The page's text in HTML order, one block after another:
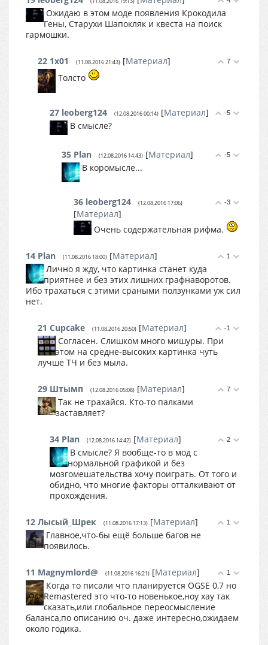
Ожидаю в этом моде появления Крокодила
Гены, Старухи Шапокляк и квеста на поиск
гармошки.
7
22 1x01 (11.08.2016 21:43) [Материал]
Толсто
-5
27 leoberg124 (12.08.2016 00:14) [Материал]
В смысле?
-5
35 Plan (12.08.2016 14:43) [Материал]
В коромысле...
-3
36 leoberg124 (12.08.2016 17:06)
[Материал]
Очень содержательная рифма.
1
14 Plan (11.08.2016 18:00) [Материал]
Лично я жду, что картинка станет куда
приятнее и без этих лишних графнаворотов.
Ибо трахаться с этими сраными ползунками уж сил
нет.
-1
21 Cupcake (11.08.2016 20:50) [Материал]
Согласен. Слишком много мишуры. При
этом на средне-высоких картинка чуть
лучше ТЧ и без мыла.
7
29 Штымп (12.08.2016 05:08) [Материал]
Так не трахайся. Кто-то палками
заставляет?
2
34 Plan (12.08.2016 14:42) [Материал]
В смысле? Я вообще-то в мод с
нормальной графикой и без
мозгомешательства хочу поиграть. От того и
обидно, что многие факторы отталкивают от
прохождения.
1
12 Лысый_Шрек (11.08.2016 17:13) [Материал]
Главное,что-бы ещё больше багов не
появилось.
1
11 Magnymlord@ (11.08.2016 16:21) [Материал]
Когда то писали что планируется OGSE 0,7 но
Remastered это что-то новенькое,ноу хау так
сказать,или глобальное переосмысление
баланса,по описанию оч. даже интересно,ожидаем
около годика.